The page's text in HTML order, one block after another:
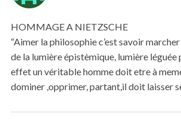
s
:
HOMMAGE A NIETZSCHE
“Aimer la philosophie c’est savoir
de la lumière épistèmique, lumière léguée
effet un véritable homme doit etre à
dominer ,opprimer, partant,il doit laisser